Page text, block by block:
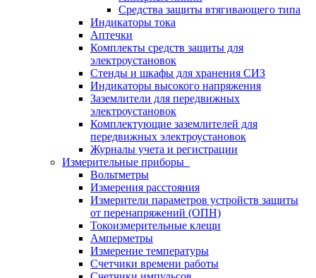
Средства защиты втягивающего типа
Индикаторы тока
Аптечки
Комплекты средств защиты для
электроустановок
Стенды и шкафы для хранения СИЗ
Индикаторы высокого напряжения
Заземлители для передвижных
электроустановок
Комплектующие заземлителей для
передвижных электроустановок
Журналы учета и регистрации
Измерительные приборы
Вольтметры
Измерения расстояния
Измерители параметров устройств защиты
от перенапряжений (ОПН)
Токоизмерительные клещи
Амперметры
Измерение температуры
Счетчики времени работы